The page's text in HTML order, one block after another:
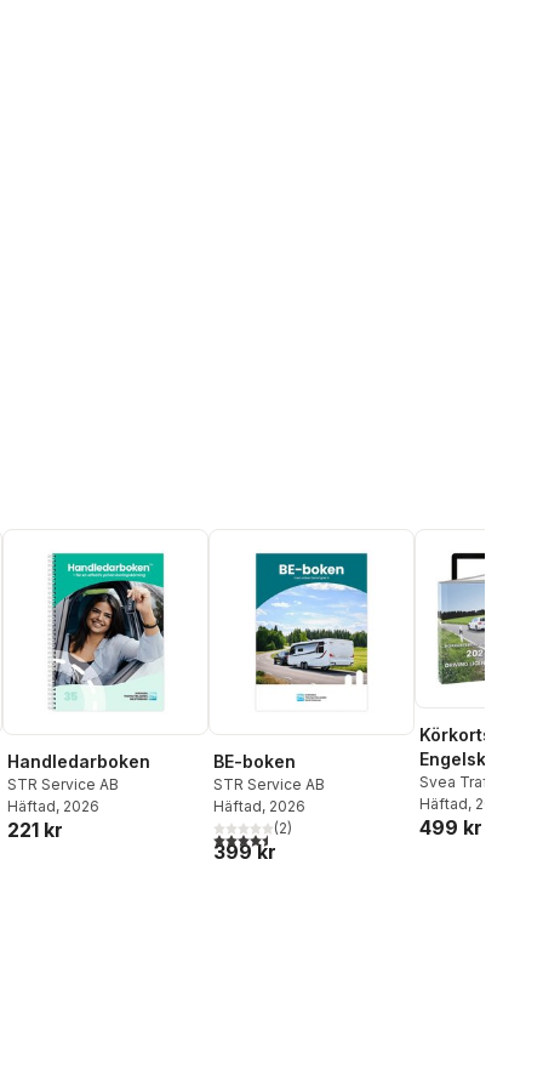
Handledarboken
STR Service AB
Häftad, 2026
221 kr
BE-boken
STR Service AB
Häftad, 2026
4,5utav 5 stjärnor. Totalt antal röster:
(2)
399 kr
Engelska
Driving
(book +
with online
Svea
Häftad, 2026
499 kr